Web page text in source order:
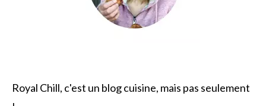
Royal Chill, c'est un blog cuisine, mais pas seulement